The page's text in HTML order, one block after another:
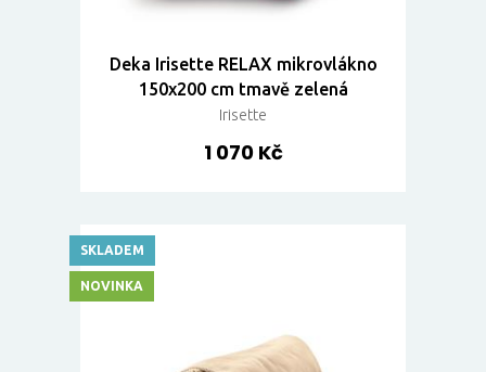
Deka Irisette RELAX mikrovlákno
150x200 cm tmavě zelená
Irisette
1 070 Kč
SKLADEM
NOVINKA